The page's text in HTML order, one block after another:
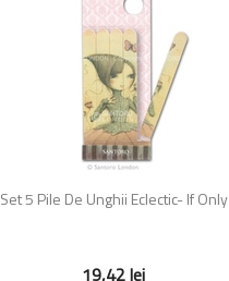
 Vizualizare rapida
Set 5 Pile De Unghii Eclectic- If Only
19,42 lei